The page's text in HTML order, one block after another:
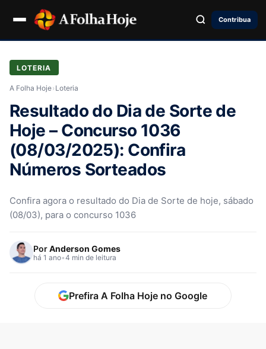
Contribua
LOTERIA
A Folha Hoje› Loteria
Resultado do Dia de Sorte de
Hoje – Concurso 1036
(08/03/2025): Confira
Números Sorteados
Confira agora o resultado do Dia de Sorte de hoje, sábado
(08/03), para o concurso 1036
PorAnderson Gomes
há 1 ano•4 min de leitura
Prefira A Folha Hoje no Google